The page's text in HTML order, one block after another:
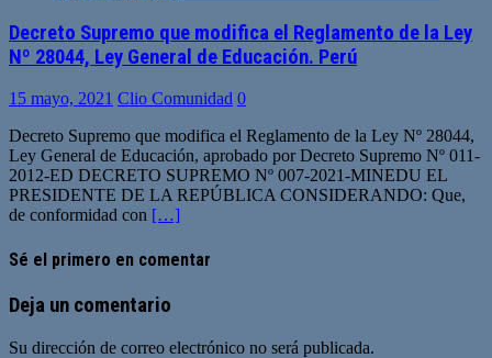
Decreto Supremo que modifica el Reglamento de la Ley
Nº 28044, Ley General de Educación. Perú
15 mayo, 2021 Clio Comunidad 0
Decreto Supremo que modifica el Reglamento de la Ley Nº 28044,
Ley General de Educación, aprobado por Decreto Supremo Nº 011-
2012-ED DECRETO SUPREMO Nº 007-2021-MINEDU EL
PRESIDENTE DE LA REPÚBLICA CONSIDERANDO: Que,
de conformidad con […]
Sé el primero en comentar
Deja un comentario
Su dirección de correo electrónico no será publicada.